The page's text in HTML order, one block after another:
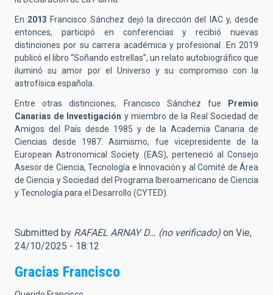
En 2013 Francisco Sánchez dejó la dirección del IAC y, desde
entonces, participó en conferencias y recibió nuevas
distinciones por su carrera académica y profesional. En 2019
publicó el libro “Soñando estrellas”, un relato autobiográfico que
iluminó su amor por el Universo y su compromiso con la
astrofísica española.
Entre otras distinciones, Francisco Sánchez fue
Premio
Canarias de Investigación y miembro de la Real Sociedad de
Amigos del País desde 1985 y de la Academia Canaria de
Ciencias desde 1987. Asimismo, fue vicepresidente de la
European Astronomical Society (EAS), perteneció al Consejo
Asesor de Ciencia, Tecnología e Innovación y al Comité de Área
de Ciencia y Sociedad del Programa Iberoamericano de Ciencia
y Tecnología para el Desarrollo (CYTED).
Submitted by RAFAEL ARNAY D… (no verificado) on Vie,
24/10/2025 - 18:12
Gracias Francisco